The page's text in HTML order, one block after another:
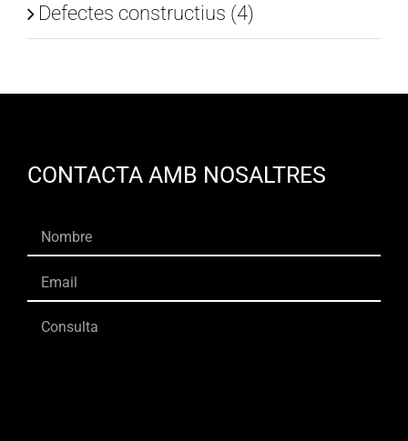
Defectes constructius (4)
CONTACTA AMB NOSALTRES